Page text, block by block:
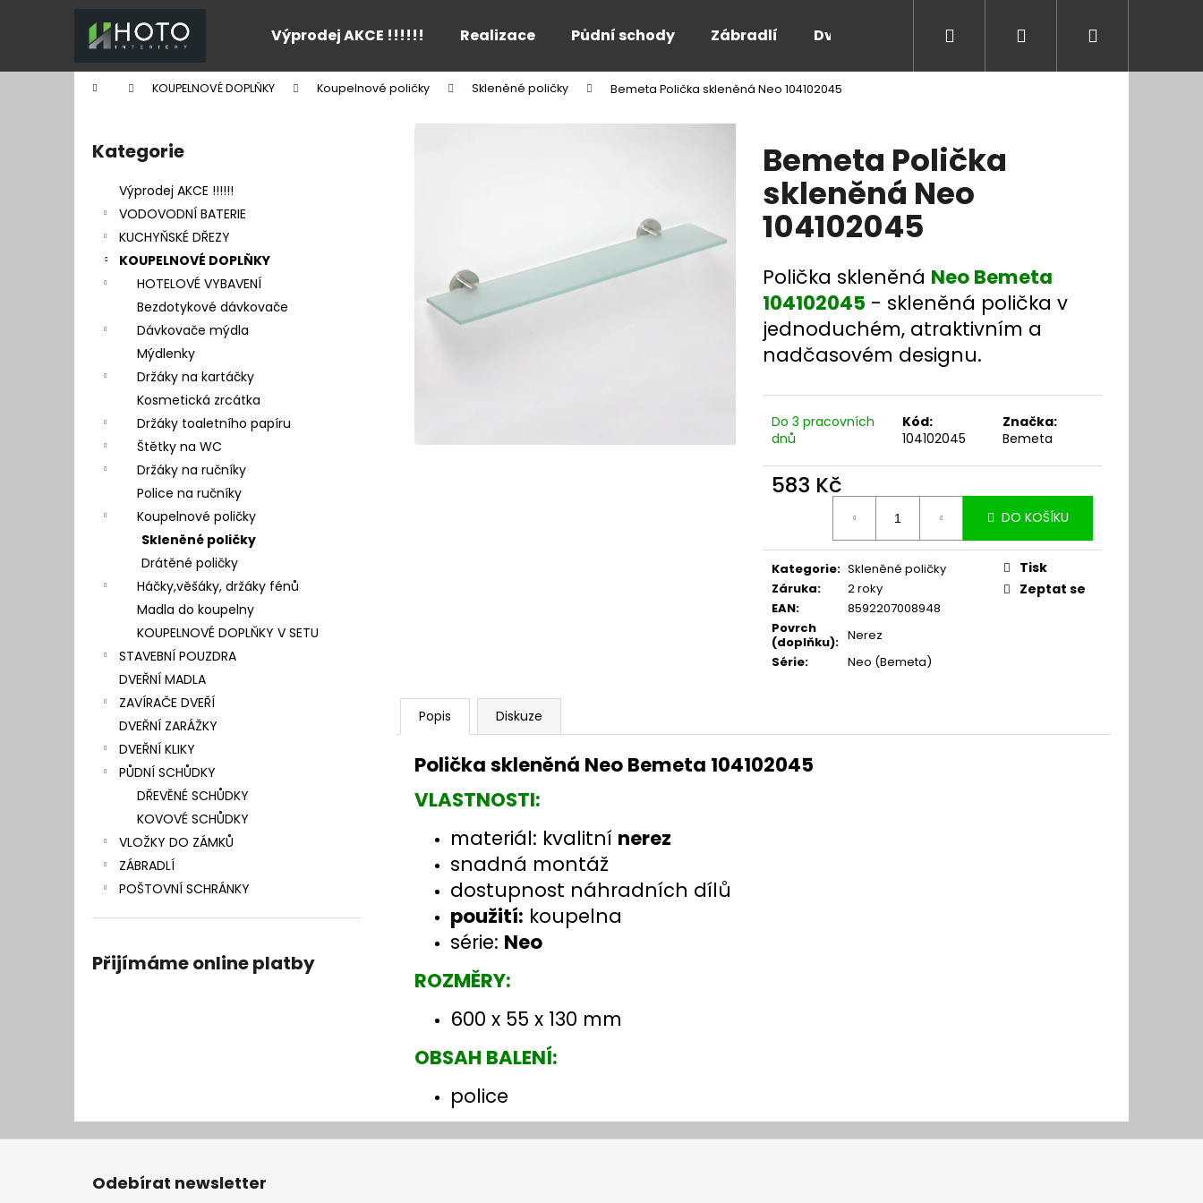
Výprodej AKCE !!!!!! Realizace Půdní schody Zábradlí Dveře a zárubně Kontakt Blog
Přihlášení
Domů KOUPELNOVÉ DOPLŇKY Koupelnové poličky Skleněné poličky Bemeta Polička skleněná Neo 104102045
Přeskočit
kategorie
Kategorie
Výprodej AKCE !!!!!!
VODOVODNÍ BATERIE
KUCHYŇSKÉ DŘEZY
KOUPELNOVÉ DOPLŇKY
HOTELOVÉ VYBAVENÍ
Bezdotykové dávkovače
Dávkovače mýdla
Mýdlenky
Držáky na kartáčky
Kosmetická zrcátka
Držáky toaletního papíru
Štětky na WC
Držáky na ručníky
Police na ručníky
Koupelnové poličky
Skleněné poličky
Drátěné poličky
Háčky,věšáky, držáky fénů
Madla do koupelny
KOUPELNOVÉ DOPLŇKY V SETU
STAVEBNÍ POUZDRA
DVEŘNÍ MADLA
ZAVÍRAČE DVEŘÍ
DVEŘNÍ ZARÁŽKY
DVEŘNÍ KLIKY
PŮDNÍ SCHŮDKY
DŘEVĚNÉ SCHŮDKY
KOVOVÉ SCHŮDKY
VLOŽKY DO ZÁMKŮ
ZÁBRADLÍ
POŠTOVNÍ SCHRÁNKY
Přijímáme online platby
Bemeta Polička
skleněná Neo
104102045
Polička skleněná Neo Bemeta
104102045 - skleněná polička v
jednoduchém, atraktivním a
nadčasovém designu.
Do 3 pracovních
dnů
Kód:
104102045
Značka:
Bemeta
583 Kč
DO KOŠÍKU
Kategorie: Skleněné poličky
Záruka:
2 roky
EAN:
8592207008948
Povrch
(doplňku): Nerez
Série: Neo (Bemeta)
Tisk
Zeptat se
Popis Diskuze
Polička skleněná Neo Bemeta 104102045
VLASTNOSTI:
materiál: kvalitní nerez
snadná montáž
dostupnost náhradních dílů
použití: koupelna
série: Neo
ROZMĚRY:
600 x 55 x 130 mm
OBSAH BALENÍ:
police
í
Zpět
do
Zpět
do
Co potřebujete najít?
Doporučujeme
Z
Odebírat newsletter